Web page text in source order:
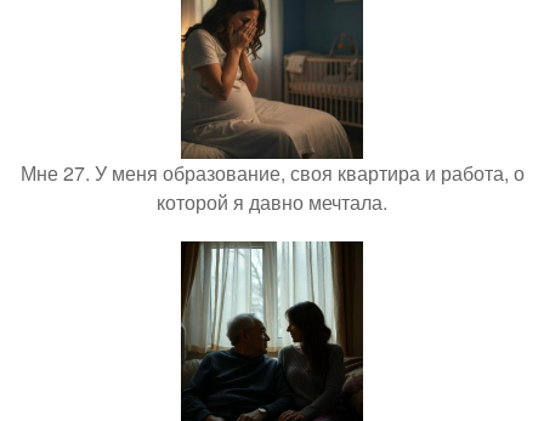
Мне 27. У меня образование, своя квартира и работа, о
которой я давно мечтала.